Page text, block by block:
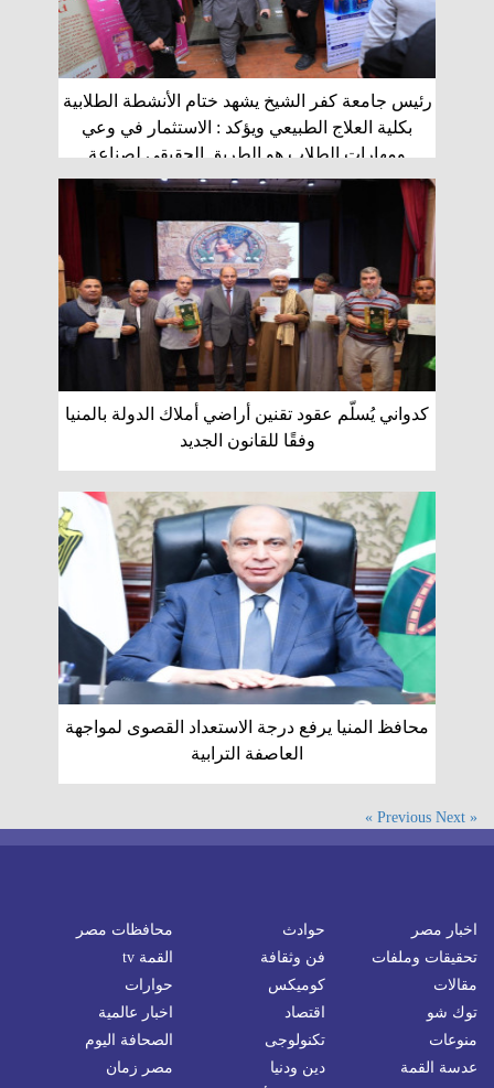
رئيس جامعة كفر الشيخ يشهد ختام الأنشطة الطلابية
بكلية العلاج الطبيعي ويؤكد : الاستثمار في وعي
ومهارات الطلاب هو الطريق الحقيقي لصناعة
المستقبل
كدواني يُسلّم عقود تقنين أراضي أملاك الدولة بالمنيا
وفقًا للقانون الجديد
محافظ المنيا يرفع درجة الاستعداد القصوى لمواجهة
العاصفة الترابية
« Previous
Next »
اخبار مصر حوادث
محافظات مصر
تحقيقات وملفات
فن وثقافة
القمة tv
مقالات
كوميكس
حوارات
توك شو
اقتصاد
اخبار عالمية
منوعات
تكنولوجى
الصحافة اليوم
عدسة القمة
دين ودنيا
مصر زمان